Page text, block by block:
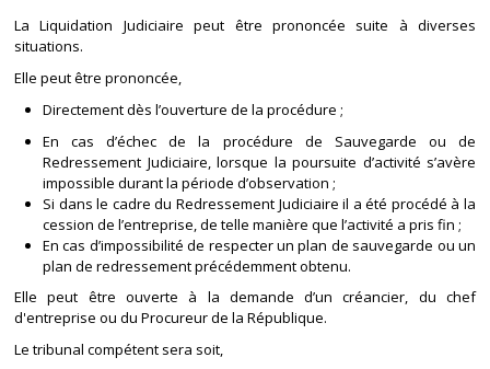
La Liquidation Judiciaire peut être prononcée suite à diverses
situations.
Elle peut être prononcée,
Directement dès l’ouverture de la procédure ;
En cas d’échec de la procédure de Sauvegarde ou de
Redressement Judiciaire, lorsque la poursuite d’activité s’avère
impossible durant la période d’observation ;
Si dans le cadre du Redressement Judiciaire il a été procédé à la
cession de l’entreprise, de telle manière que l’activité a pris fin ;
En cas d’impossibilité de respecter un plan de sauvegarde ou un
plan de redressement précédemment obtenu.
Elle peut être ouverte à la demande d’un créancier, du chef
d'entreprise ou du Procureur de la République.
Le tribunal compétent sera soit,